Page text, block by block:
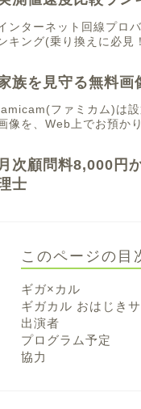
ンターネット回線プロ
キング(乗り換えに必見
族を見守る無料画
ファミカム)は
像を、Web上でお預か
次顧問料8,000円
士
このページの目
ギガ×カル
ギガカル おはじき
出演者
プログラム予定
協力